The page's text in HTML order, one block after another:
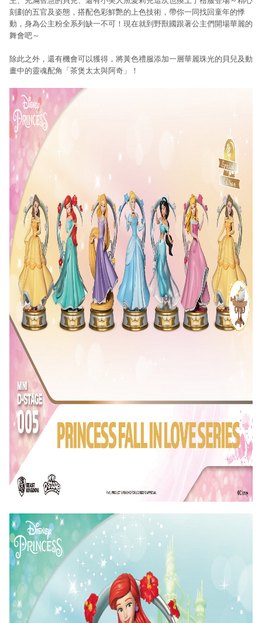
刻劃的五官及姿態，搭配色彩鮮艷的上色技術，帶你一同找回童年的悸
動，身為公主粉全系列缺一不可！現在就到野獸國跟著公主們開場華麗的
舞會吧～
除此之外，還有機會可以獲得，將黃色禮服添加一層華麗珠光的貝兒及動
畫中的靈魂配角「茶煲太太與阿奇」！